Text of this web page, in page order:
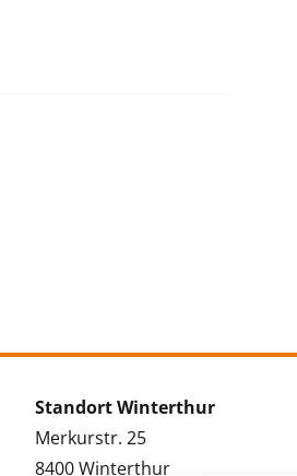
Standort Winterthur
Merkurstr. 25
8400 Winterthur